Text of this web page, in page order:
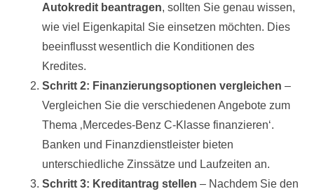
Autokredit beantragen, sollten Sie genau wissen,
wie viel Eigenkapital Sie einsetzen möchten. Dies
beeinflusst wesentlich die Konditionen des
Kredites.
Schritt 2: Finanzierungsoptionen vergleichen –
Vergleichen Sie die verschiedenen Angebote zum
Thema ‚Mercedes-Benz C-Klasse finanzieren‘.
Banken und Finanzdienstleister bieten
unterschiedliche Zinssätze und Laufzeiten an.
Schritt 3: Kreditantrag stellen – Nachdem Sie den